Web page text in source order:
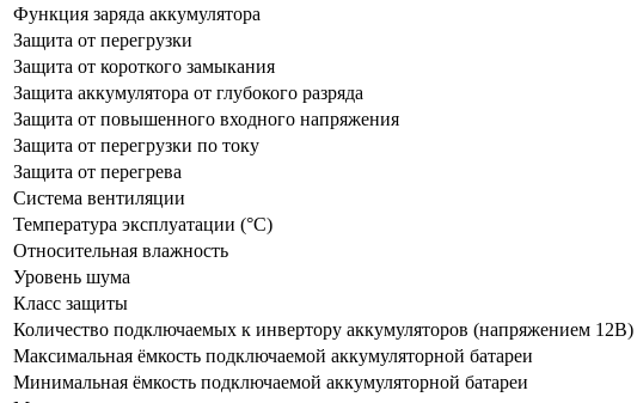
Функция заряда аккумулятора
Защита от перегрузки
Защита от короткого замыкания
Защита аккумулятора от глубокого разряда
Защита от повышенного входного напряжения
Защита от перегрузки по току
Защита от перегрева
Система вентиляции
Температура эксплуатации (°С)
Относительная влажность
Уровень шума
Класс защиты
Количество подключаемых к инвертору аккумуляторов (напряжением 12В)
Максимальная ёмкость подключаемой аккумуляторной батареи
Минимальная ёмкость подключаемой аккумуляторной батареи